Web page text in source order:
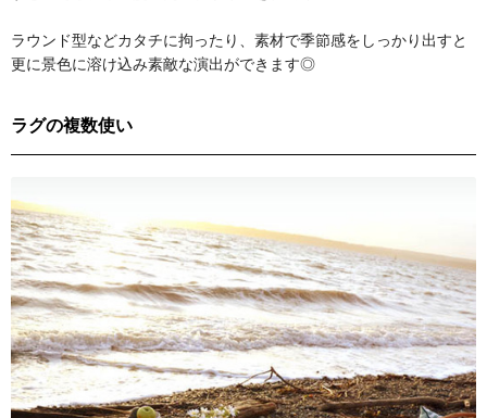
ラウンド型などカタチに拘ったり、素材で季節感をしっかり出すと
更に景色に溶け込み素敵な演出ができます◎
ラグの複数使い